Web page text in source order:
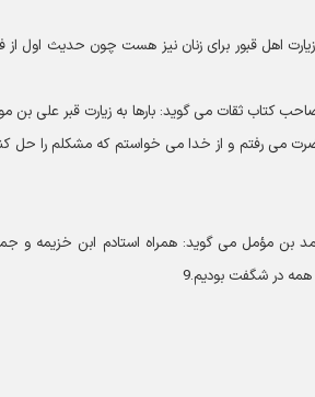
اهل قبور براى زنان نيز هست چون حديث
از علماى اهل سنت متوفى ۳۵۰ ه صاحب كتاب ثقات مى‏ گويد: بارها
مى ‏رفتم و از خدا مى‏ خواستم كه مشكلم را حل
مؤمل مى‏ گويد: همراه استادم ابن خزيمه و
در شگفت بوديم.9